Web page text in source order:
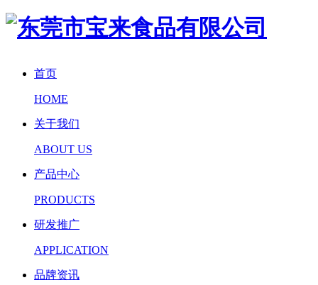
首页
HOME
关于我们
ABOUT US
产品中心
PRODUCTS
研发推广
APPLICATION
品牌资讯